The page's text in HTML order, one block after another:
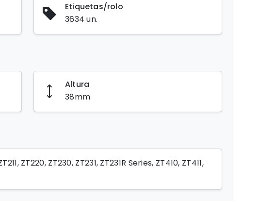
Etiquetas/rolo
3634 un.
Altura
38mm
ZT220, ZT230, ZT231, ZT231R Series, ZT410, ZT411,